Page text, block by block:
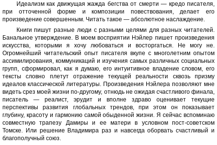
Идеализм как движущая жажда бегства от смерти — кредо писателя,
при отточенной форме и композиции повествования, делает его
произведение совершенным. Читать такое — абсолютное наслаждение.
Книги пишут разные люди с разными целями для разных читателей.
Банальное утверждение. В моем восприятии Нэйлер пишет произведения
искусства, которыми я хочу любоваться и восторгаться. Не могу не.
Огромнейший читательский опыт писателя вкупе с многолетним опытом
ассимилирования, коммуникаций и изучения самых различных социальных
групп, сформировал, как я думаю, его интуитивное владение словом, его
тексты словно плетут отражение текущей реальности сквозь призму
идеалов классической литературы. Произведения Нэйлера позволяют мне
видеть срез моей жизни по-другому, отнюдь не ожидая счастливого финала,
писатель — реалист, эрудит и вполне здраво оценивает текущие
перспективы развития глобальных трендов, при этом он показывает
глубину, красоту и гармонию самой обыденной жизни. Я сейчас вспоминаю
совместную трапезу Дамиры и ее матери в условном пост-советском
Томске. Или решение Владимира раз и навсегда оборвать счастливый и
благополучный союз.